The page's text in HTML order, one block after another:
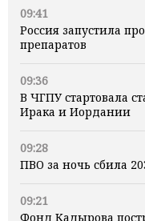
09:41
Россия запустила
препаратов
09:36
В ЧГПУ стартовала
Ирака и Иордании
09:28
ПВО за ночь сбила
09:21
Фонд Кадырова